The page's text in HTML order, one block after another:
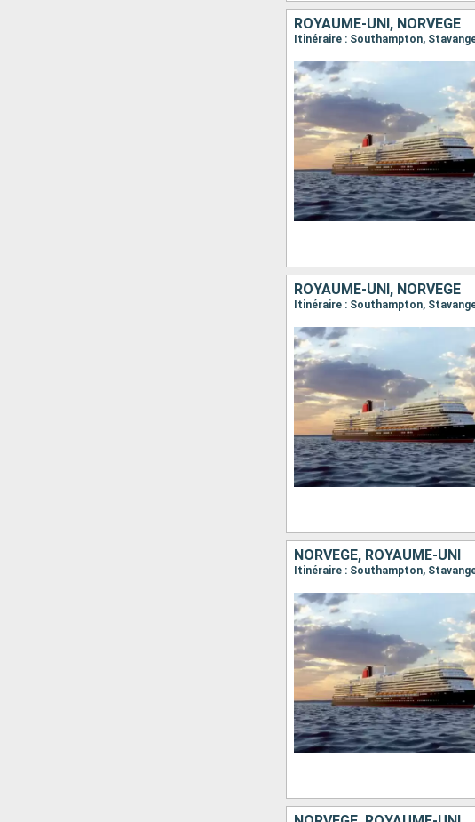
ROYAUME-UNI, NORVÈGE
Itinéraire : Southampton,
ROYAUME-UNI, NORVÈGE
NORVÈGE, ROYAUME-UNI